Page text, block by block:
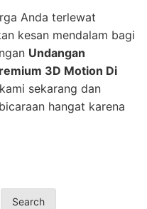
Anda terlewat
kesan mendalam bagi
Undangan
3D Motion Di
sekarang dan
hangat karena
Search